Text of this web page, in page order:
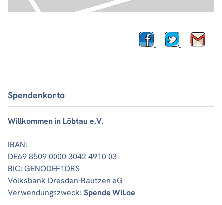
Spendenkonto
Willkommen in Löbtau e.V.
IBAN:
DE69 8509 0000 3042 4910 03
BIC: GENODEF1DRS
Volksbank Dresden-Bautzen eG
Verwendungszweck: Spende WiLoe